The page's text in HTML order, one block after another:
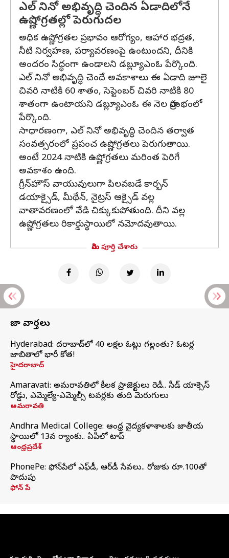
ఎల్ నినో అభివృద్ధి చెందిన ఏడాదిలోనే
ఉష్ణోగ్రతల్లో పెరుగుదల
అధిక ఉష్ణోగ్రతల ప్రభావం ఆరోగ్యం, ఆహార భద్రత,
నీటి నిర్వహణ, పర్యావరణంపై ఉంటుందని, దీనికి
అందరం సిద్ధంగా ఉండాలని డబ్ల్యూఎంఓ పేర్కొంది.
ఎల్ నినో అభివృద్ధి చెందే అవకాశాలు ఈ ఏడాది జూలై
చివరి నాటికి 60 శాతం, సెప్టెంబర్ చివరి నాటికి 80
శాతంగా ఉంటాయని డబ్ల్యూఎంఓ ఈ నెల ప్రారంభంలో
పేర్కొంది.
సాధారణంగా, ఎల్ నినో అభివృద్ధి చెందిన తర్వాత
సంవత్సరంలో ప్రపంచ ఉష్ణోగ్రతలు పెరుగుతాయి.
అంటే 2024 నాటికి ఉష్ణోగ్రతలు మరింత పెరిగే
అవకాశం ఉంది.
గ్రీన్‌హౌస్ వాయువులుగా పిలవబడే కార్బన్
డయాక్సైడ్, మీథేన్, నైట్రస్ ఆక్సైడ్ వల్ల
వాతావరణంలో వేడి చిక్కుకుపోతుంది. దీని వల్ల
ఉష్ణోగ్రతలు రికార్డుస్థాయిలో నమోదవుతాయి.
మీరు పూర్తి చేశారు
తాజా వార్తలు
Hyderabad: హైదరాబాద్‌లో 40 లక్షల ఓట్లు గల్లంతు? ఓటర్ల
జాబితాలో భారీ కోత!
హైదరాబాద్
Amaravati: అమరావతిలో కీలక ప్రాజెక్టులు రెడీ.. సీడ్‌ యాక్సెస్‌
రోడ్డు, ఎమ్మెల్యే-ఎమ్మెల్సీ టవర్లకు తుది మెరుగులు
అమరావతి
Andhra Medical College: ఆంధ్ర వైద్యకళాశాలకు జాతీయ
స్థాయిలో 13వ ర్యాంకు.. ఏపీలో టాప్
ఆంధ్రప్రదేశ్
PhonePe: ఫోన్‌పేలో ఎఫ్‌డీ, ఆర్‌డీ సేవలు.. రోజుకు రూ.100తో
పొదుపు
ఫోన్‌ పే